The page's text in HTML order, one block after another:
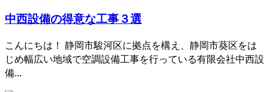
中西設備の得意な工事３選
こんにちは！ 静岡市駿河区に拠点を構え、静岡市葵区をは
じめ幅広い地域で空調設備工事を行っている有限会社中西設
備...